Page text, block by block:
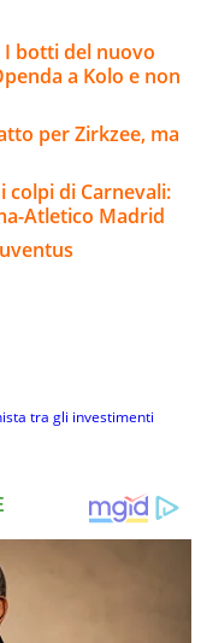
I botti del nuovo
a Kolo e non
per Zirkzee, ma
colpi di Carnevali:
Atletico Madrid
tra gli investimenti